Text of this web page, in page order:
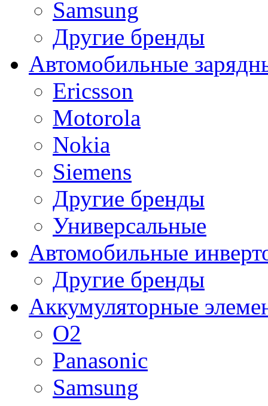
Samsung
Другие бренды
Автомобильные
Ericsson
Motorola
Nokia
Siemens
Другие бренды
Универсальные
Автомобильные
Другие бренды
Аккумуляторные
O2
Panasonic
Samsung